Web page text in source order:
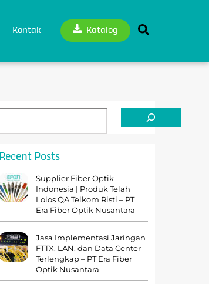
Kontak Katalog
Recent Posts
Supplier Fiber Optik
Indonesia | Produk Telah
Lolos QA Telkom Risti – PT
Era Fiber Optik Nusantara
Jasa Implementasi Jaringan
FTTX, LAN, dan Data Center
Terlengkap – PT Era Fiber
Optik Nusantara